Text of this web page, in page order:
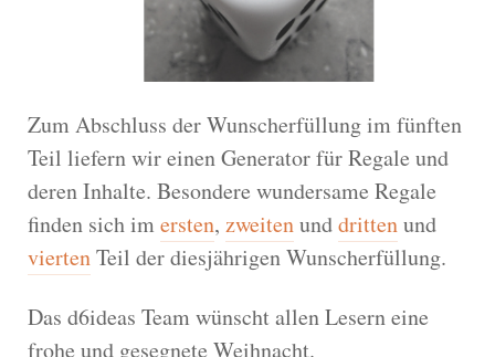
Zum Abschluss der Wunscherfüllung im fünften
Teil liefern wir einen Generator für Regale und
deren Inhalte. Besondere wundersame Regale
finden sich imersten, zweitenunddrittenund
viertenTeil der diesjährigen Wunscherfüllung.
Das d6ideas Team wünscht allen Lesern eine
frohe und gesegnete Weihnacht.